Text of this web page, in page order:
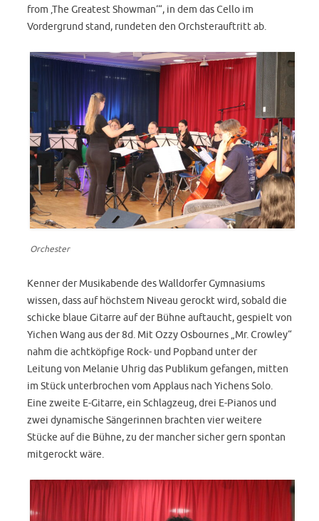
from ‚The Greatest Showman‘“, in dem das Cello im
Vordergrund stand, rundeten den Orchsterauftritt ab.
Orchester
Kenner der Musikabende des Walldorfer Gymnasiums
wissen, dass auf höchstem Niveau gerockt wird, sobald die
schicke blaue Gitarre auf der Bühne auftaucht, gespielt von
Yichen Wang aus der 8d. Mit Ozzy Osbournes „Mr. Crowley“
nahm die achtköpfige Rock- und Popband unter der
Leitung von Melanie Uhrig das Publikum gefangen, mitten
im Stück unterbrochen vom Applaus nach Yichens Solo.
Eine zweite E-Gitarre, ein Schlagzeug, drei E-Pianos und
zwei dynamische Sängerinnen brachten vier weitere
Stücke auf die Bühne, zu der mancher sicher gern spontan
mitgerockt wäre.